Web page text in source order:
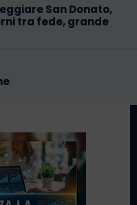
San Donato,
tra fede, grande